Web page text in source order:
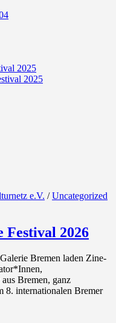
2025
2025
e.V. /Uncategorized
Festival 2026
Bremen laden Zine-
Bremen, ganz
8. internationalen Bremer